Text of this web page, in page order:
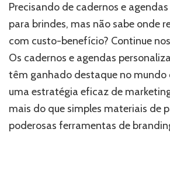
agendas
para
brindes:
encontrar?
Precisando de cadernos e
para brindes, mas não sabe onde
com custo-benefício? Continue
Os cadernos e agendas
têm ganhado destaque no
uma estratégia eficaz de
mais do que simples materiais de
poderosas ferramentas de